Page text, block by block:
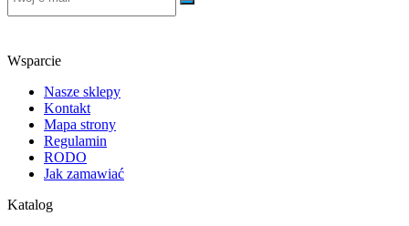
Wsparcie
Nasze sklepy
Kontakt
Mapa strony
Regulamin
RODO
Jak zamawiać
Katalog